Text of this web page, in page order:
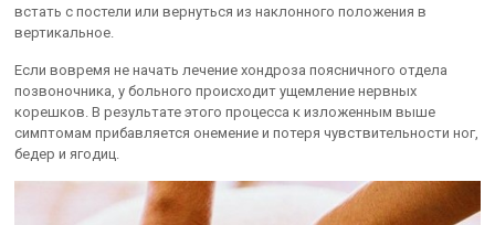
встать с постели или вернуться из наклонного положения в
вертикальное.
Если вовремя не начать лечение хондроза поясничного отдела
позвоночника, у больного происходит ущемление нервных
корешков. В результате этого процесса к изложенным выше
симптомам прибавляется онемение и потеря чувствительности ног,
бедер и ягодиц.